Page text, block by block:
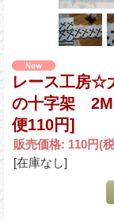
レース工房☆
の十字架 2M
便110円]
販売価格: 110円(
[在庫なし]